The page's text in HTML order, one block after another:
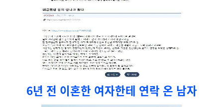
6년 전 이혼한 여자한테 연락 온 남자